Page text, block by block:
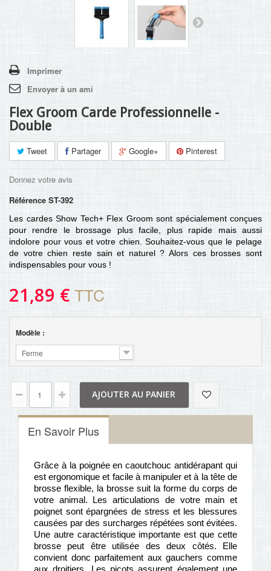
Imprimer
Envoyer à un ami
Flex Groom Carde Professionnelle -
Double
Tweet Partager Google+ Pinterest
Donnez votre avis
Référence ST-392
Les cardes Show Tech+ Flex Groom sont spécialement conçues
pour rendre le brossage plus facile, plus rapide mais aussi
indolore pour vous et votre chien. Souhaitez-vous que le pelage
de votre chien reste sain et naturel ? Alors ces brosses sont
indispensables pour vous !
21,89 € TTC
Modèle :
Ferme
AJOUTER AU PANIER
En Savoir Plus
Grâce à la poignée en caoutchouc antidérapant qui
est ergonomique et facile à manipuler et à la tête de
brosse flexible, la brosse suit la forme du corps de
votre animal. Les articulations de votre main et
poignet sont épargnées de stress et les blessures
causées par des surcharges répétées sont évitées.
Une autre caractéristique importante est que cette
brosse peut être utilisée des deux côtés. Elle
convient donc parfaitement aux gauchers comme
aux droitiers. Les picots assurent également une